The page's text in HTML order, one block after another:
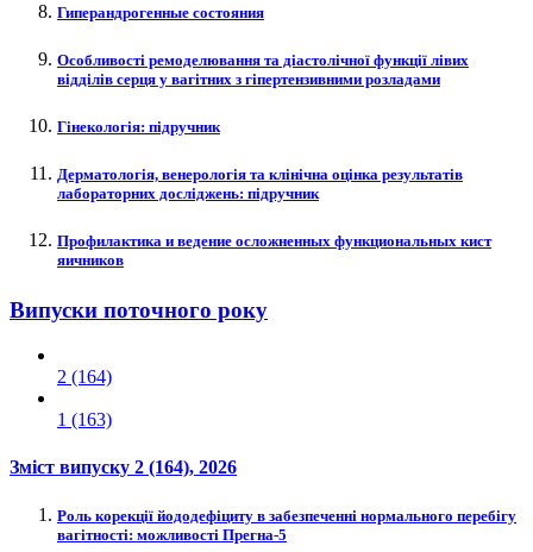
Гиперандрогенные состояния
Особливості ремоделювання та діастолічної функції лівих
відділів серця у вагітних з гіпертензивними розладами
Гінекологія: підручник
Дерматологія, венерологія та клінічна оцінка результатів
лабораторних досліджень: підручник
Профилактика и ведение осложненных функциональных кист
яичников
Випуски поточного року
2 (164)
1 (163)
Зміст випуску 2 (164), 2026
Роль корекції йододефіциту в забезпеченні нормального перебігу
вагітності: можливості Прегна-5